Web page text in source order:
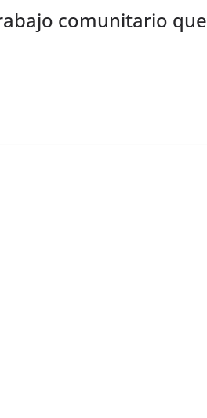
comunitario que